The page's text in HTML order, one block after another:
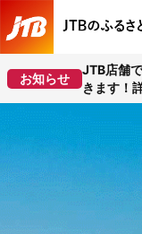
お知らせ
JTB店舗
きます！